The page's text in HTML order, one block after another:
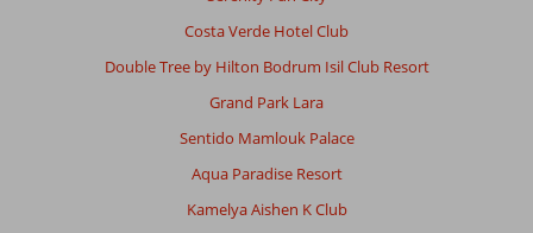
Costa Verde Hotel Club
Double Tree by Hilton Bodrum Isil Club Resort
Grand Park Lara
Sentido Mamlouk Palace
Aqua Paradise Resort
Kamelya Aishen K Club